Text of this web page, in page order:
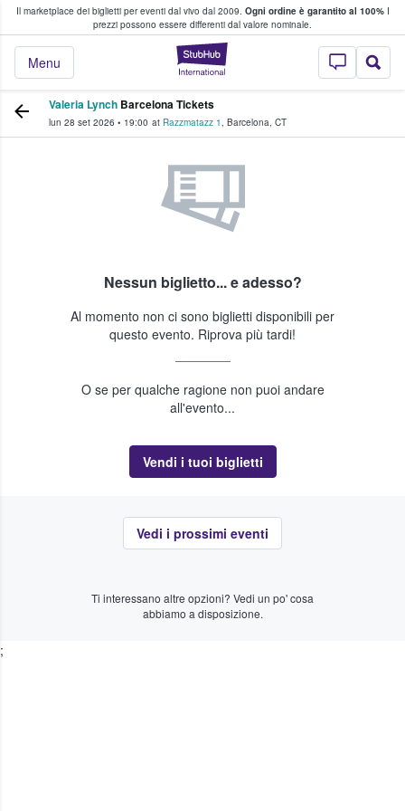
Il marketplace dei biglietti per eventi dal vivo dal 2009. Ogni ordine è garantito al 100%I
prezzi possono essere differenti dal valore nominale.
StubHub - Dove
Menu
fan comprano e vendono biglietti
Valeria Lynch Barcelona Tickets
lun 28 set 2026 • 19:00 at Razzmatazz 1, Barcelona, CT
Nessun biglietto... e adesso?
Al momento non ci sono biglietti disponibili per
questo evento. Riprova più tardi!
O se per qualche ragione non puoi andare
all'evento...
Vendi i tuoi biglietti
Vedi i prossimi eventi
Ti interessano altre opzioni? Vedi un po' cosa
abbiamo a disposizione.
;